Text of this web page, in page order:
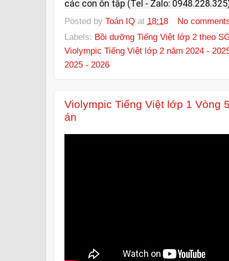
các con ôn tập (Tel - Zalo:
Posted by Toán IQ at 18:18
No
Labels: Bồi dưỡng Tiếng Việt lớp 2 theo
Violympic Tiếng Việt lớp 2 năm 2024 -
2025 - 2026
Violympic Tiếng Việt lớp 1 Vòng
án